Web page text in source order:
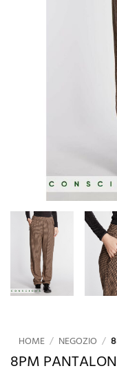
HOME / NEGOZIO /
8PM